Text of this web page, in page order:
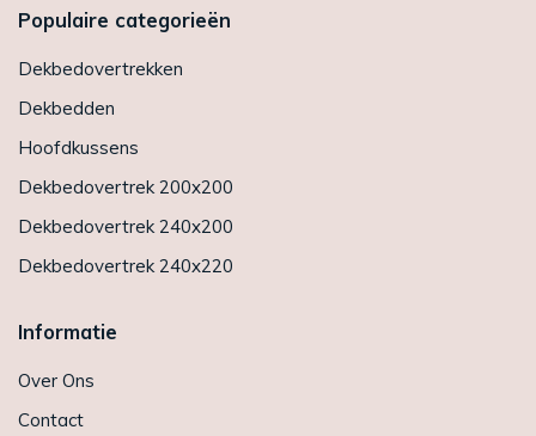
Populaire categorieën
Dekbedovertrekken
Dekbedden
Hoofdkussens
Dekbedovertrek 200x200
Dekbedovertrek 240x200
Dekbedovertrek 240x220
Informatie
Over Ons
Contact